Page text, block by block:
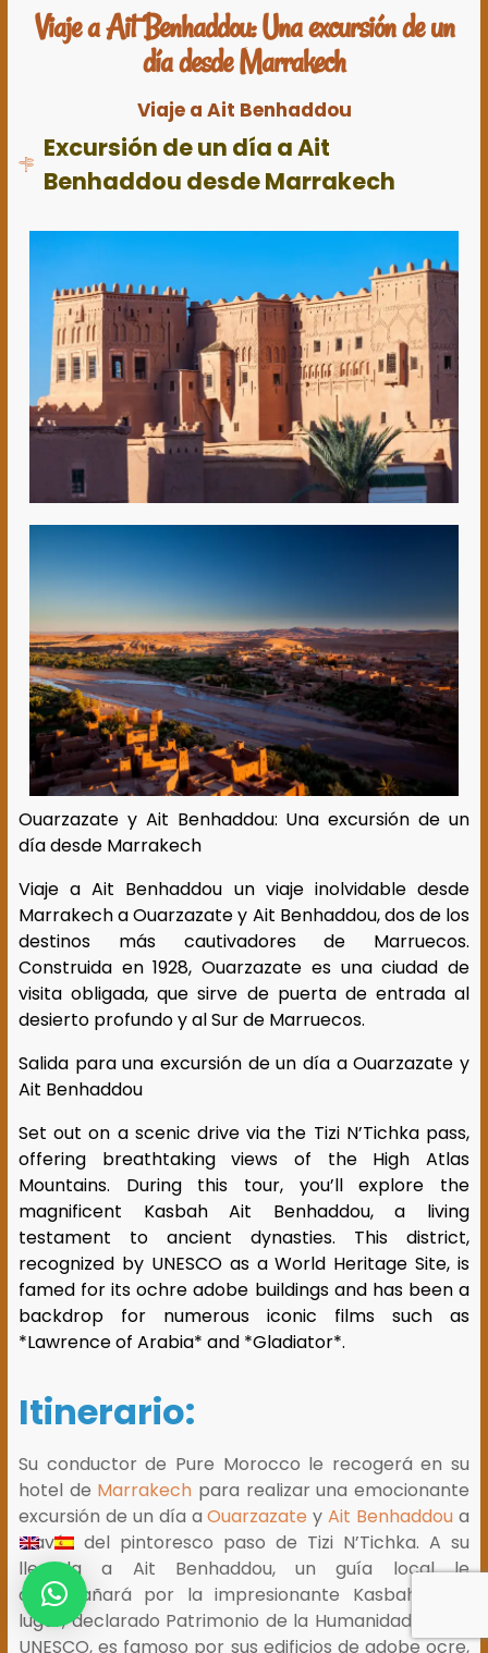
Viaje a Ait Benhaddou: Una excursión de un
día desde Marrakech
Viaje a Ait Benhaddou
Excursión de un día a Ait
Benhaddou desde Marrakech
Ouarzazate y Ait Benhaddou: Una excursión de un
día desde Marrakech
Viaje a Ait Benhaddou un viaje inolvidable desde
Marrakech a Ouarzazate y Ait Benhaddou, dos de los
destinos más cautivadores de Marruecos.
Construida en 1928, Ouarzazate es una ciudad de
visita obligada, que sirve de puerta de entrada al
desierto profundo y al Sur de Marruecos.
Salida para una excursión de un día a Ouarzazate y
Ait Benhaddou
Set out on a scenic drive via the Tizi N’Tichka pass,
offering breathtaking views of the High Atlas
Mountains. During this tour, you’ll explore the
magnificent Kasbah Ait Benhaddou, a living
testament to ancient dynasties. This district,
recognized by UNESCO as a World Heritage Site, is
famed for its ochre adobe buildings and has been a
backdrop for numerous iconic films such as
*Lawrence of Arabia* and *Gladiator*.
Itinerario:
Su conductor de Pure Morocco le recogerá en su
hotel de Marrakech para realizar una emocionante
excursión de un día aOuarzazateyAit Benhaddou a
través del pintoresco paso de Tizi N’Tichka. A su
llegada a Ait Benhaddou, un guía local le
acompañará por la impresionante Kasbah. Este
lugar, declarado Patrimonio de la Humanidad por la
UNESCO, es famoso por sus edificios de adobe ocre,